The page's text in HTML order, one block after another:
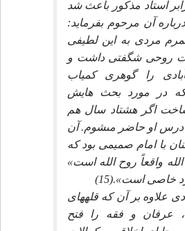
استاد مذكور باعث شد
آن مرحوم بفرمايد:
مردى به اين لطيفى
روحى شگفتى داشت و
را گوهرى كمياب
در مورد بحث هايش
اگر هشتاد سال هم
درس او حاضر مى‏شوم. آن
با امام صميمى بود كه
واقعاً روح الله است»
خاصى است».(15)
علاوه بر آن كه قله‏هاى
عرفان و فقه را فتح